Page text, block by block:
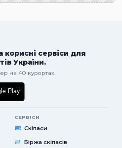
сервіси для
України.
на 40 курортах.
СЕРВІСИ
Скіпаси
Біржа скіпасів